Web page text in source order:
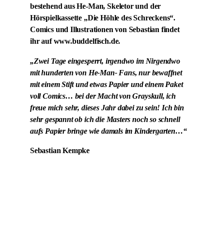
bestehend aus He-Man, Skeletor und der
Hörspielkassette „Die Höhle des Schreckens“.
Comics und Illustrationen von Sebastian findet
ihr auf www.buddelfisch.de.
„Zwei Tage eingesperrt, irgendwo im Nirgendwo
mit hunderten von He-Man- Fans, nur bewaffnet
mit einem Stift und etwas Papier und einem Paket
voll Comics… bei der Macht von Grayskull, ich
freue mich sehr, dieses Jahr dabei zu sein! Ich bin
sehr gespannt ob ich die Masters noch so schnell
aufs Papier bringe wie damals im Kindergarten…“
Sebastian Kempke